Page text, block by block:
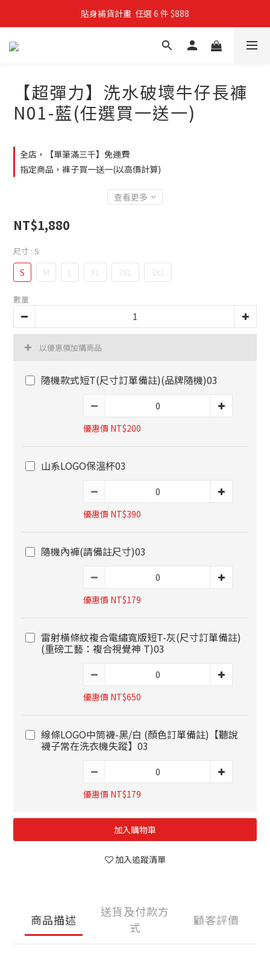
親子穿搭計畫・88 折限定
貼身補貨計畫  任選 6 件 $888
買4件短T送雨傘☂️！【這把傘，大概率不是你在撐☂️】
【超彈力】洗水破壞牛仔長褲
N01-藍(任選買一送一)
全店，【單筆滿三千】免運費
指定商品，褲子買一送一(以高價計算)
查看更多
NT$1,880
尺寸 : S
S M L XL 2XL 3XL
數量
以優惠價加購商品
隨機款式短T(尺寸訂單備註)(品牌隨機)03
優惠價 NT$200
山系LOGO保溫杯03
優惠價 NT$390
隨機內褲(請備註尺寸)03
優惠價 NT$179
雷射橫條紋複合電繡寬版短T-灰(尺寸訂單備註)
(重磅工藝：複合視覺神 T)03
優惠價 NT$650
線條LOGO中筒襪-黑/白 (顏色訂單備註)【聽說
襪子常在洗衣機失蹤】03
優惠價 NT$179
加入購物車
加入追蹤清單
商品描述
送貨及付款方
式
顧客評價